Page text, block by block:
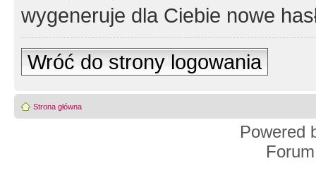
wygeneruje dla Ciebie nowe
Wróć do strony logowania
Strona główna
Powered